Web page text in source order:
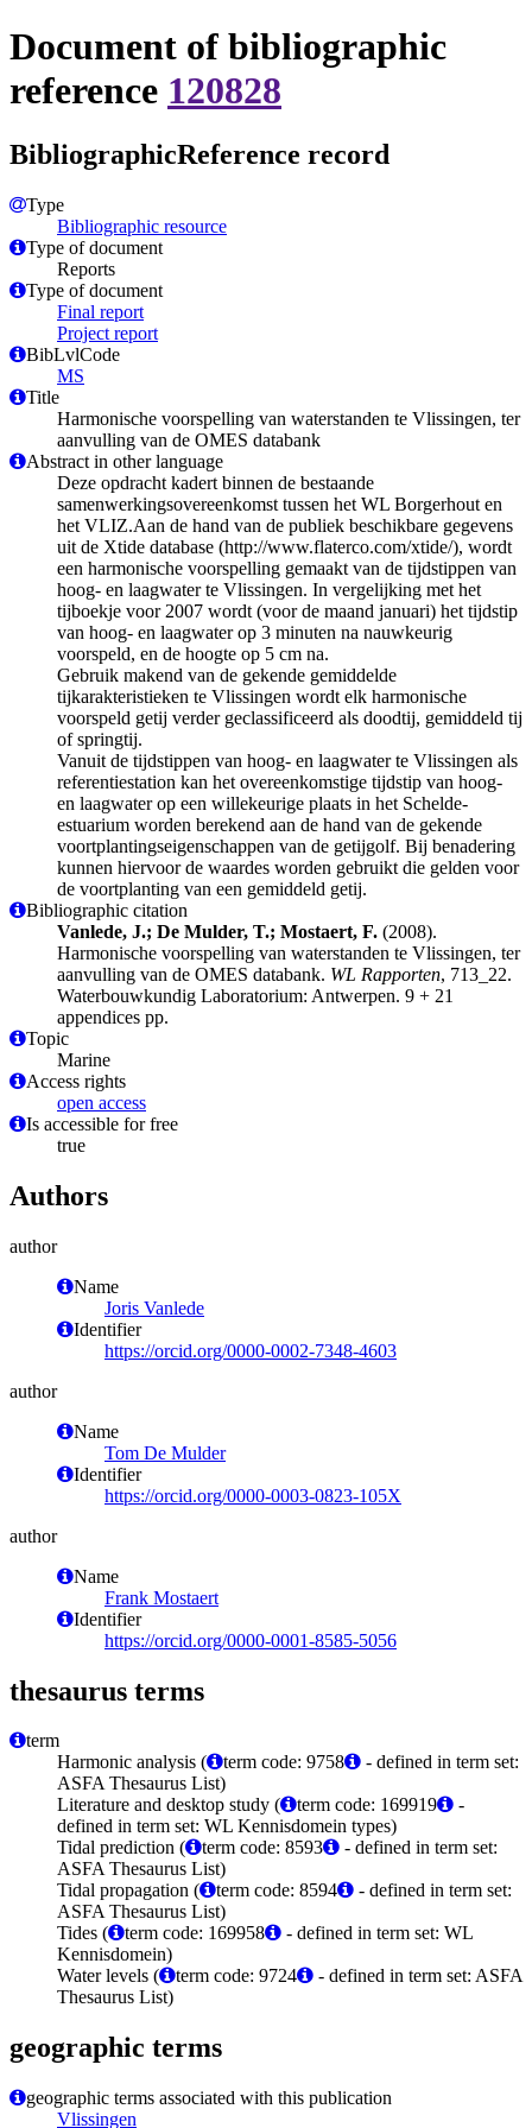
Document of bibliographic
reference 120828
BibliographicReference record
Type
Bibliographic resource
Type of document
Reports
Type of document
Final report
Project report
BibLvlCode
MS
Title
Harmonische voorspelling van waterstanden te Vlissingen, ter
aanvulling van de OMES databank
Abstract in other language
Deze opdracht kadert binnen de bestaande
samenwerkingsovereenkomst tussen het WL Borgerhout en
het VLIZ.Aan de hand van de publiek beschikbare gegevens
uit de Xtide database (http://www.flaterco.com/xtide/), wordt
een harmonische voorspelling gemaakt van de tijdstippen van
hoog- en laagwater te Vlissingen. In vergelijking met het
tijboekje voor 2007 wordt (voor de maand januari) het tijdstip
van hoog- en laagwater op 3 minuten na nauwkeurig
voorspeld, en de hoogte op 5 cm na.
Gebruik makend van de gekende gemiddelde
tijkarakteristieken te Vlissingen wordt elk harmonische
voorspeld getij verder geclassificeerd als doodtij, gemiddeld tij
of springtij.
Vanuit de tijdstippen van hoog- en laagwater te Vlissingen als
referentiestation kan het overeenkomstige tijdstip van hoog-
en laagwater op een willekeurige plaats in het Schelde-
estuarium worden berekend aan de hand van de gekende
voortplantingseigenschappen van de getijgolf. Bij benadering
kunnen hiervoor de waardes worden gebruikt die gelden voor
de voortplanting van een gemiddeld getij.
Bibliographic citation
Vanlede, J.; De Mulder, T.; Mostaert, F. (2008).
Harmonische voorspelling van waterstanden te Vlissingen, ter
aanvulling van de OMES databank. WL Rapporten, 713_22.
Waterbouwkundig Laboratorium: Antwerpen. 9 + 21
appendices pp.
Topic
Marine
Access rights
open access
Is accessible for free
true
Authors
author
Name
Joris Vanlede
Identifier
https://orcid.org/0000-0002-7348-4603
author
Name
Tom De Mulder
Identifier
https://orcid.org/0000-0003-0823-105X
author
Name
Frank Mostaert
Identifier
https://orcid.org/0000-0001-8585-5056
thesaurus terms
term
Harmonic analysis (
term code: 9758
- defined in term set:
ASFA Thesaurus List)
Literature and desktop study (
term code: 169919
-
defined in term set: WL Kennisdomein types)
Tidal prediction (
term code: 8593
- defined in term set:
ASFA Thesaurus List)
Tidal propagation (
term code: 8594
- defined in term set:
ASFA Thesaurus List)
Tides (
term code: 169958
- defined in term set: WL
Kennisdomein)
Water levels (
term code: 9724
- defined in term set: ASFA
Thesaurus List)
geographic terms
geographic terms associated with this publication
Vlissingen